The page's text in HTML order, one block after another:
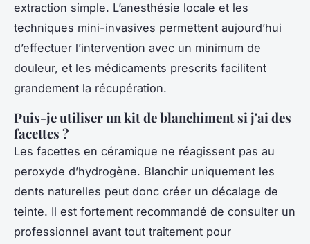
extraction simple. L’anesthésie locale et les
techniques mini-invasives permettent aujourd’hui
d’effectuer l’intervention avec un minimum de
douleur, et les médicaments prescrits facilitent
grandement la récupération.
Puis-je utiliser un kit de blanchiment si j'ai des
facettes ?
Les facettes en céramique ne réagissent pas au
peroxyde d’hydrogène. Blanchir uniquement les
dents naturelles peut donc créer un décalage de
teinte. Il est fortement recommandé de consulter un
professionnel avant tout traitement pour